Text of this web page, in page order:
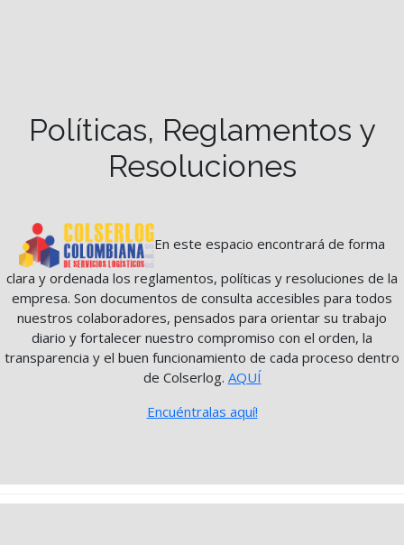
Políticas, Reglamentos y
Resoluciones
En este espacio encontrará de forma
clara y ordenada los reglamentos, políticas y resoluciones de la
empresa. Son documentos de consulta accesibles para todos
nuestros colaboradores, pensados para orientar su trabajo
diario y fortalecer nuestro compromiso con el orden, la
transparencia y el buen funcionamiento de cada proceso dentro
de Colserlog. AQUÍ
Encuéntralas aquí!